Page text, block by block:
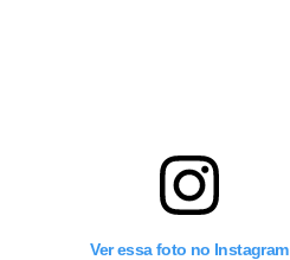
Ver essa foto no Instagram